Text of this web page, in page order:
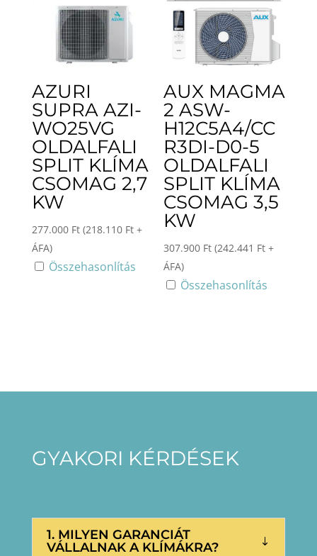
AZURI
SUPRA AZI-
WO25VG
OLDALFALI
SPLIT KLÍMA
CSOMAG 2,7
KW
277.000 Ft (218.110 Ft+
ÁFA)
Összehasonlítás
AUX MAGMA
2 ASW-
H12C5A4/CC
R3DI-D0-5
OLDALFALI
SPLIT KLÍMA
CSOMAG 3,5
KW
307.900 Ft (242.441 Ft +
ÁFA)
Összehasonlítás
GYAKORI KÉRDÉSEK
1. MILYEN GARANCIÁT
VÁLLALNAK A KLÍMÁKRA?